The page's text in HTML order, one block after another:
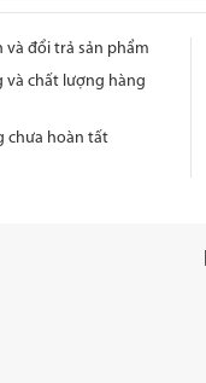
và đổi trả sản phẩm
và chất lượng hàng
chưa hoàn tất